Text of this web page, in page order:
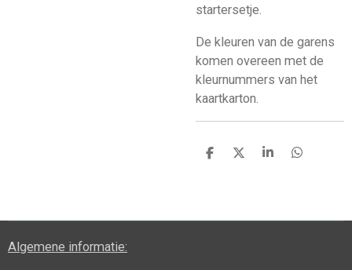
startersetje.
De kleuren van de garens
komen overeen met de
kleurnummers van het
kaartkarton.
D
D
S
D
Algemene informatie: